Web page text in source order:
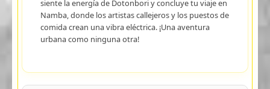
siente la energía de Dotonbori y concluye tu viaje en
Namba, donde los artistas callejeros y los puestos de
comida crean una vibra eléctrica. ¡Una aventura
urbana como ninguna otra!